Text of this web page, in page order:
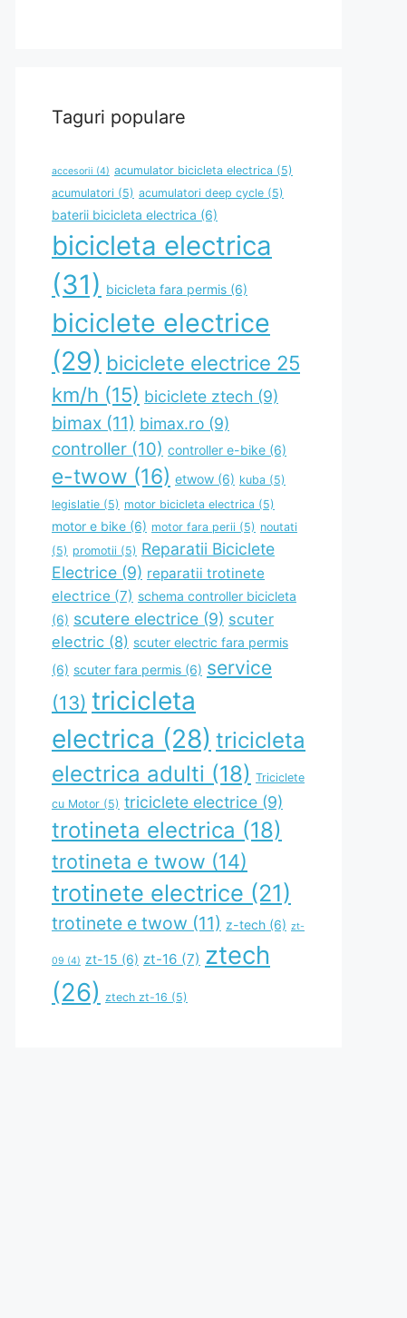
Taguri populare
accesorii (4) acumulator bicicleta electrica (5)
acumulatori (5) acumulatori deep cycle (5)
baterii bicicleta electrica (6)
bicicleta electrica
(31) bicicleta fara permis (6)
biciclete electrice
(29) biciclete electrice 25
km/h (15) biciclete ztech (9)
bimax (11) bimax.ro (9)
controller (10) controller e-bike (6)
e-twow (16) etwow (6) kuba (5)
legislatie (5) motor bicicleta electrica (5)
motor e bike (6) motor fara perii (5) noutati
(5) promotii (5) Reparatii Biciclete
Electrice (9) reparatii trotinete
electrice (7) schema controller bicicleta
(6) scutere electrice (9) scuter
electric (8) scuter electric fara permis
(6) scuter fara permis (6) service
(13) tricicleta
electrica (28) tricicleta
electrica adulti (18) Triciclete
cu Motor (5) triciclete electrice (9)
trotineta electrica (18)
trotineta e twow (14)
trotinete electrice (21)
trotinete e twow (11) z-tech (6) zt-
09 (4) zt-15 (6) zt-16 (7) ztech
(26) ztech zt-16 (5)